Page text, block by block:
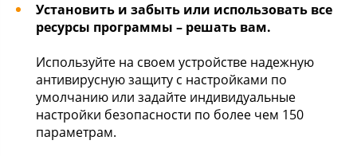
Установить и забыть или использовать все
ресурсы программы – решать вам.
Используйте на своем устройстве надежную
антивирусную защиту с настройками по
умолчанию или задайте индивидуальные
настройки безопасности по более чем 150
параметрам.